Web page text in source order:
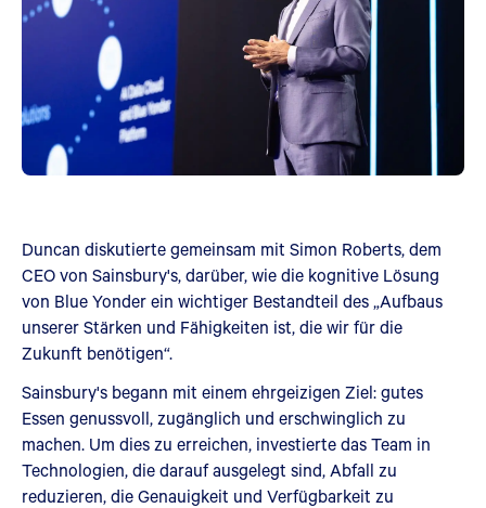
Duncan diskutierte gemeinsam mit Simon Roberts, dem
CEO von Sainsbury's, darüber, wie die kognitive Lösung
von Blue Yonder ein wichtiger Bestandteil des „Aufbaus
unserer Stärken und Fähigkeiten ist, die wir für die
Zukunft benötigen“.
Sainsbury's begann mit einem ehrgeizigen Ziel: gutes
Essen genussvoll, zugänglich und erschwinglich zu
machen. Um dies zu erreichen, investierte das Team in
Technologien, die darauf ausgelegt sind, Abfall zu
reduzieren, die Genauigkeit und Verfügbarkeit zu